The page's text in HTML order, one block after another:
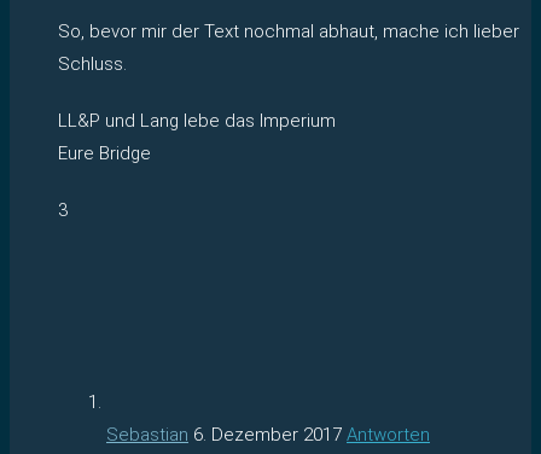
So, bevor mir der Text nochmal abhaut, mache ich lieber
Schluss.
LL&P und Lang lebe das Imperium
Eure Bridge
3
Sebastian 6. Dezember 2017 Antworten